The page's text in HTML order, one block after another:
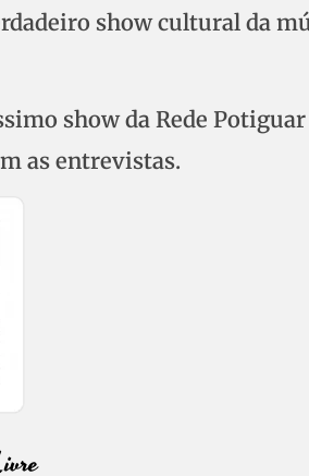
show cultural da
show da Rede Potiguar
as entrevistas.